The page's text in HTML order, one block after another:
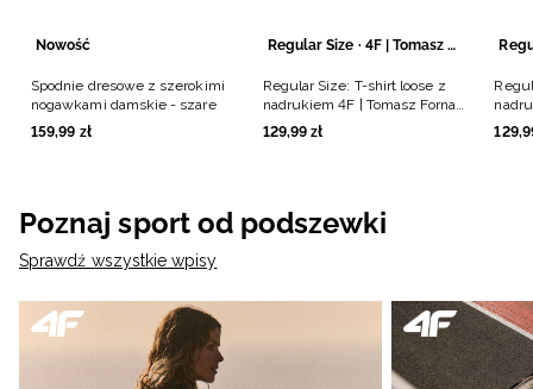
Nowość
Spodnie dresowe z szerokimi
nogawkami damskie - szare
159,99 zł
Regular Size · 4F | Tomasz Fornal
Regular Size: T-shirt loose z
nadrukiem 4F | Tomasz Fornal
- szary
129,99 zł
-
129,
Poznaj sport od podszewki
Sprawdź wszystkie wpisy